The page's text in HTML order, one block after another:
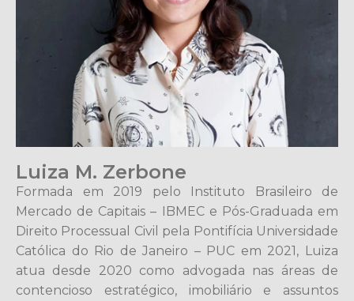
Luiza M. Zerbone
Formada em 2019 pelo Instituto Brasileiro de
Mercado de Capitais – IBMEC e Pós-Graduada em
Direito Processual Civil pela Pontifícia Universidade
Católica do Rio de Janeiro – PUC em 2021, Luiza
atua desde 2020 como advogada nas áreas de
contencioso estratégico, imobiliário e assuntos